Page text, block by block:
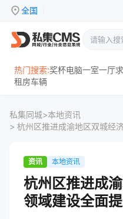
location_on全国
热门搜索:奖杯电脑一室一厅
租房车辆
私集同城>本地资讯
> 杭州区推进成渝地区双城经
资讯 本地资讯
杭州区推进成
领域建设全面